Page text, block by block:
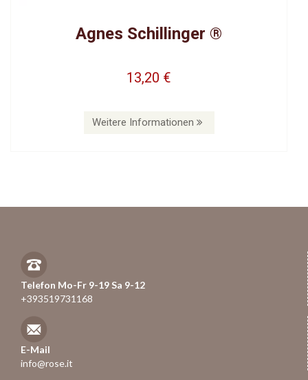
Agnes Schillinger ®
13,20 €
Weitere Informationen
Telefon Mo-Fr 9-19 Sa 9-12
+393519731168
E-Mail
info@rose.it